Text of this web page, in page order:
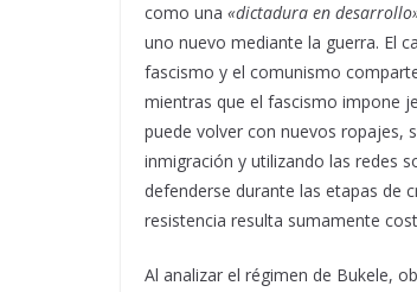
como una «dictadura en
uno nuevo mediante la guerra. El
fascismo y el comunismo
mientras que el fascismo impone
puede volver con nuevos ropajes,
inmigración y utilizando las redes
defenderse durante las etapas de
resistencia resulta sumamente
Al analizar el régimen de Bukele,